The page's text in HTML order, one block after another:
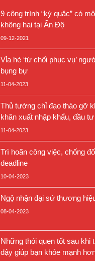
9 công trình “kỳ quặc” có
không hai tại Ấn Độ
09-12-2021
Vỉa hè ‘từ chối phục vụ’
bụng bự
11-04-2023
Thủ tướng chỉ đạo tháo gỡ
khăn xuất nhập khẩu, đầu tư
11-04-2023
Trì hoãn công việc, chống
deadline
10-04-2023
Ngộ nhận đại sứ thương
08-04-2023
Những thói quen tốt sau khi
dậy giúp bạn khỏe mạnh